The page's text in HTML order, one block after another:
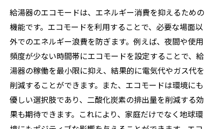
給湯器のエコモードは、エネルギー消費を抑えるための
機能です。エコモードを利用することで、必要な場面以
外でのエネルギー浪費を防ぎます。例えば、夜間や使用
頻度が少ない時間帯にエコモードを設定することで、給
湯器の稼働を最小限に抑え、結果的に電気代やガス代を
削減することができます。また、エコモードは環境にも
優しい選択肢であり、二酸化炭素の排出量を削減する効
果も期待できます。これにより、家庭だけでなく地球環